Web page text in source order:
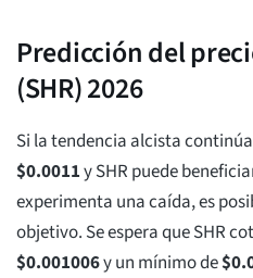
Predicción del
(SHR) 2026
Si la tendencia alcista
$0.0011y SHR puede
experimenta una caída, es
objetivo. Se espera que SHR
$0.001006y un mínimo de$